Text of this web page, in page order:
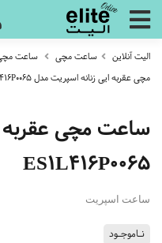
الیت آنلاین ساعت مچی ساعت مچی
مچی عقربه ایی زنانه اسپریت مدل ES1L416P0065
ساعت مچی عقربه
ES1L416P0065
ساعت اسپریت
نـاموجـود